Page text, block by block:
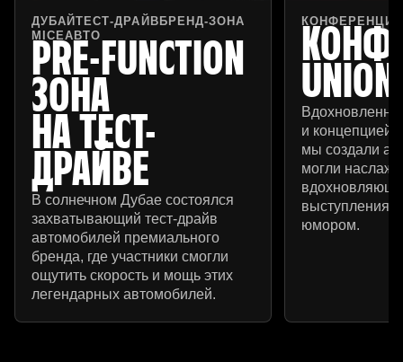
ДУБАЙТЕСТ-ДРАЙВ БРЕНД-ЗОНА
MICEАВТО
PRE-FUNCTION
ЗОНА
НА ТЕСТ-
ДРАЙВЕ
В солнечном Дубае состоялся
захватывающий тест-драйв
автомобилей премиального
бренда, где участники смогли
ощутить скорость и мощь этих
легендарных автомобилей.
КОНФЕРЕНЦИЯ
и концепцией
мы создали
могли
юмором.